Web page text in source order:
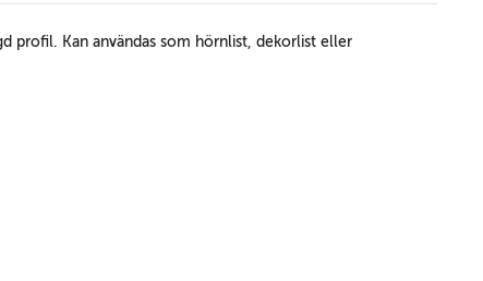
profil. Kan användas som hörnlist, dekorlist eller